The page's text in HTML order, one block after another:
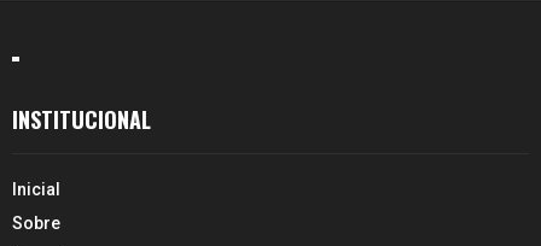
INSTITUCIONAL
Inicial
Sobre